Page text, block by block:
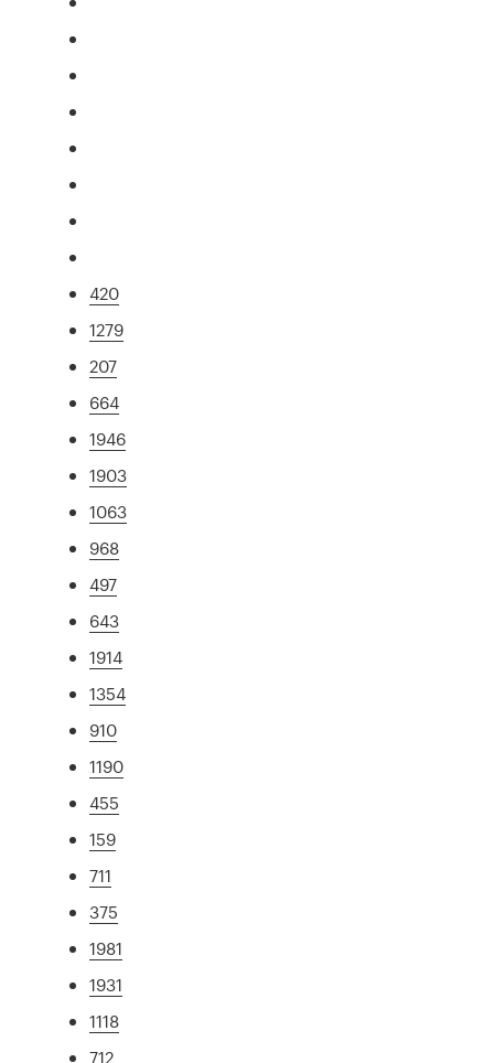
420
1279
207
664
1946
1903
1063
968
497
643
1914
1354
910
1190
455
159
711
375
1981
1931
1118
712